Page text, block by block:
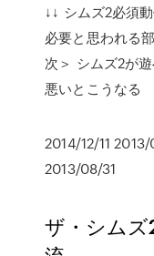
↓↓ シムズ2必須
必要と思われる
次＞ シムズ2が
悪いとこうなる
2014/12/11
2013/08/31
ザ・シム